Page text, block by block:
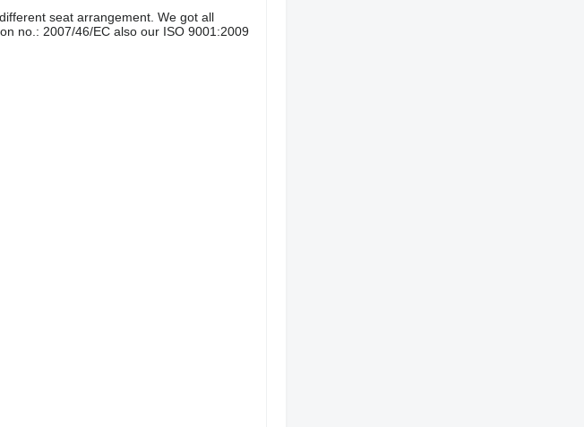
seat arrangement. We got all
no.: 2007/46/EC also our ISO 9001:2009